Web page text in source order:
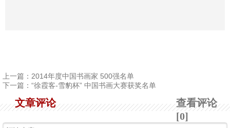
上一篇： 2014年度中国书画家 500强名单
下一篇： “徐霞客-雪豹杯” 中国书画大赛获奖名单
查看评论
[0]
文章评论